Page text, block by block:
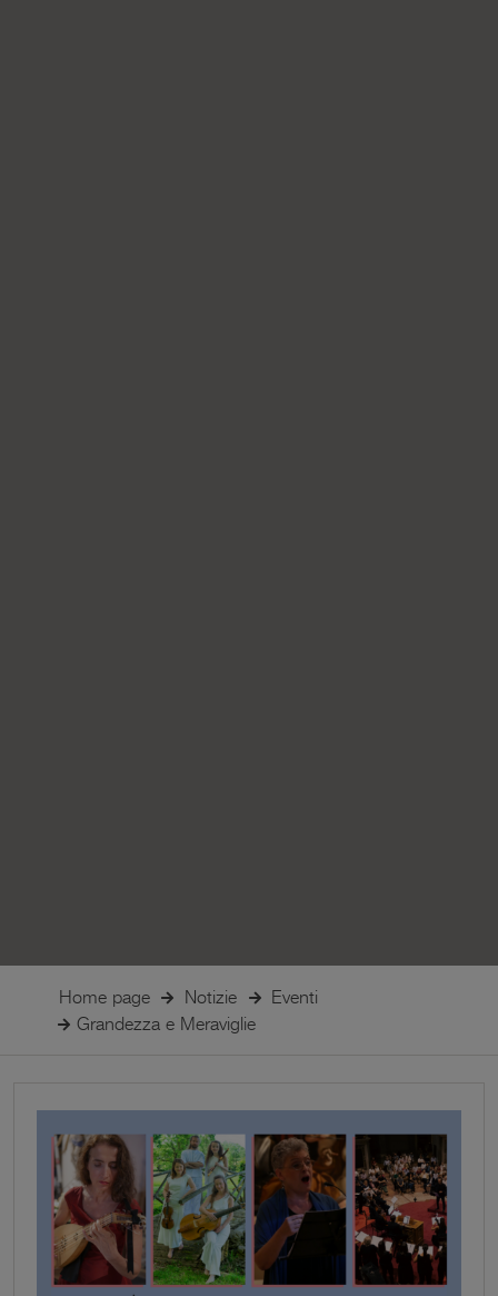
Home page Notizie
Eventi
Grandezza e Meraviglie